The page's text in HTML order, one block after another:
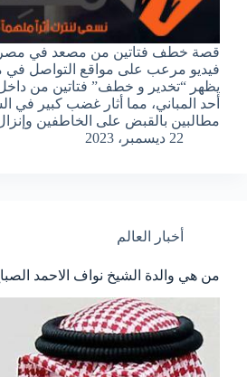
قصة خطف فتاتين من مصعد في مصر،
فيديو مرعب على مواقع التواصل في
يظهر “تخدير و خطف” فتاتين من
أحد المباني، مما أثار غضب كبير في
مطالبين بالقبض على الخاطفين
22 ديسمبر، 2023
أخبار العالم
من هي والدة الشيخ نواف الاحمد